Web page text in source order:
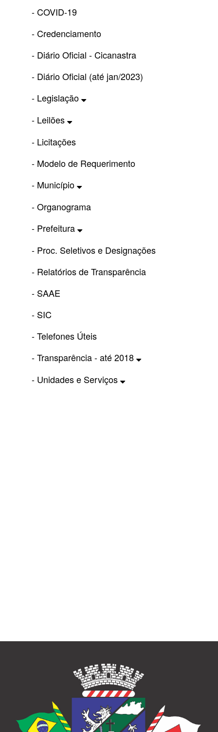
- COVID-19
- Credenciamento
- Diário Oficial - Cicanastra
- Diário Oficial (até jan/2023)
- Legislação
- Leilões
- Licitações
- Modelo de Requerimento
- Município
- Organograma
- Prefeitura
- Proc. Seletivos e Designações
- Relatórios de Transparência
- SAAE
- SIC
- Telefones Úteis
- Transparência - até 2018
- Unidades e Serviços